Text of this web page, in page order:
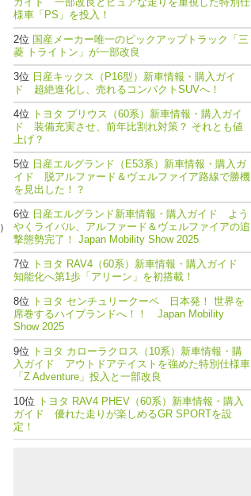
）
様車「PS」を投入！
国産メーカー唯一のピックアップトラック「三
菱 トライトン」が一部改良
日産キックス（P16型）新車情報・購入ガイ
ド 超絶進化し、売れるコンパクトSUVへ！
トヨタ プリウス（60系）新車情報・購入ガイ
ド 装備充実させ、前年比割れ対策？ それとも値
上げ？
日産エルグランド（E53系）新車情報・購入ガ
イド 脱アルファード＆ヴェルファイア路線で勝機
を見出した！？
日産エルグランド新車情報・購入ガイド よう
やくライバル、アルファード＆ヴェルファイアの追
撃態勢完了！ Japan Mobility Show 2025
トヨタ RAV4（60系）新車情報・購入ガイド
知能化へ第1歩「アリーン」を初搭載！
トヨタ センチュリークーペ 日本発！ 世界を
席巻するハイブランドへ！！ Japan Mobility
Show 2025
トヨタ カローラクロス（10系）新車情報・購
入ガイド アウトドアテイストを強めた特別仕様車
「Z Adventure」投入と一部改良
トヨタ RAV4 PHEV（60系）新車情報・購入
ガイド 優れた走りが楽しめるGR SPORTを設
定！